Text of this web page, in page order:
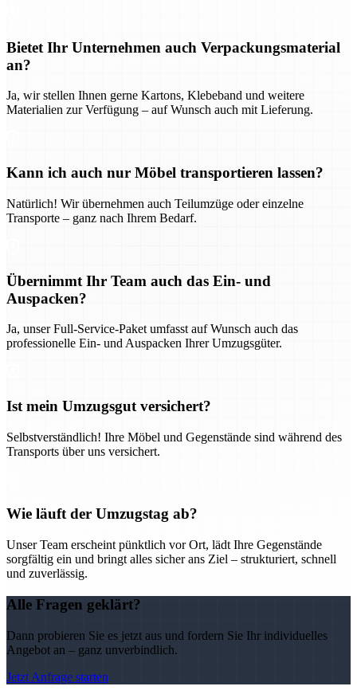
Bietet Ihr Unternehmen auch Verpackungsmaterial
an?
Ja, wir stellen Ihnen gerne Kartons, Klebeband und weitere
Materialien zur Verfügung – auf Wunsch auch mit Lieferung.
Kann ich auch nur Möbel transportieren lassen?
Natürlich! Wir übernehmen auch Teilumzüge oder einzelne
Transporte – ganz nach Ihrem Bedarf.
Übernimmt Ihr Team auch das Ein- und
Auspacken?
Ja, unser Full-Service-Paket umfasst auf Wunsch auch das
professionelle Ein- und Auspacken Ihrer Umzugsgüter.
Ist mein Umzugsgut versichert?
Selbstverständlich! Ihre Möbel und Gegenstände sind während des
Transports über uns versichert.
Wie läuft der Umzugstag ab?
Unser Team erscheint pünktlich vor Ort, lädt Ihre Gegenstände
sorgfältig ein und bringt alles sicher ans Ziel – strukturiert, schnell
und zuverlässig.
Alle Fragen geklärt?
Dann probieren Sie es jetzt aus und fordern Sie Ihr individuelles
Angebot an – ganz unverbindlich.
Jetzt Anfrage starten